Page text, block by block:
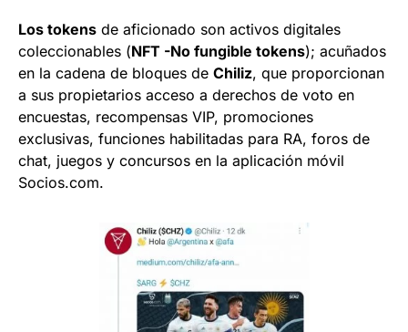
Los tokens de aficionado son activos digitales
coleccionables (NFT -No fungible tokens); acuñados
en la cadena de bloques de Chiliz, que proporcionan
a sus propietarios acceso a derechos de voto en
encuestas, recompensas VIP, promociones
exclusivas, funciones habilitadas para RA, foros de
chat, juegos y concursos en la aplicación móvil
Socios.com.